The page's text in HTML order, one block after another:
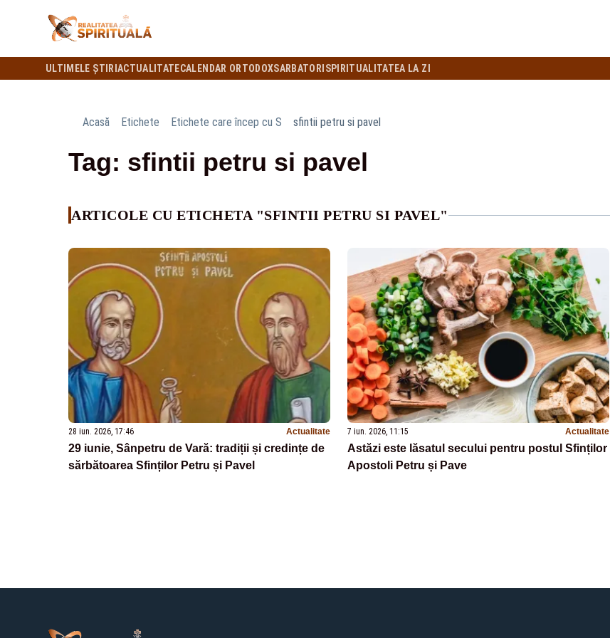
ULTIMELE ȘTIRI ACTUALITATECALENDAR ORTODOXSARBATORI SPIRITUALITATEA LA ZI
Acasă Etichete Etichete care încep cu S sfintii petru si pavel
Tag: sfintii petru si pavel
ARTICOLE CU ETICHETA "SFINTII PETRU SI PAVEL"
28 iun. 2026, 17:46 Actualitate
29 iunie, Sânpetru de Vară: tradiții și credințe de
sărbătoarea Sfinților Petru și Pavel
7 iun. 2026, 11:15 Actualitate
Astăzi este lăsatul secului pentru postul Sfinților
Apostoli Petru și Pave